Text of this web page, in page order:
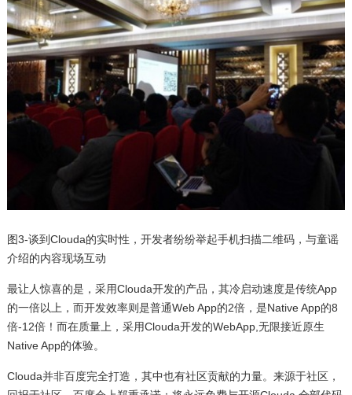
图3-谈到Clouda的实时性，开发者纷纷举起手机扫描二维码，与童谣
介绍的内容现场互动
最让人惊喜的是，采用Clouda开发的产品，其冷启动速度是传统App
的一倍以上，而开发效率则是普通Web App的2倍，是Native App的8
倍-12倍！而在质量上，采用Clouda开发的WebApp,无限接近原生
Native App的体验。
Clouda并非百度完全打造，其中也有社区贡献的力量。来源于社区，